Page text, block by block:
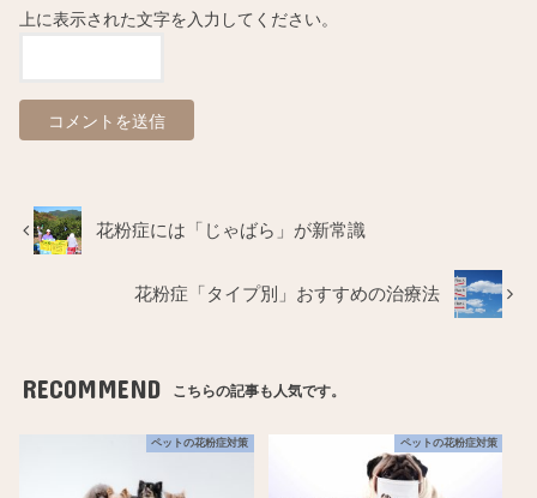
上に表示された文字を入力してください。
花粉症には「じゃばら」が新常識
花粉症「タイプ別」おすすめの治療法
RECOMMEND こちらの記事も人気です。
ペットの花粉症対策 ペットの花粉症対策